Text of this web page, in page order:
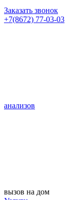
Заказать звонок
+7(8672) 77-03-03
анализов
вызов на дом